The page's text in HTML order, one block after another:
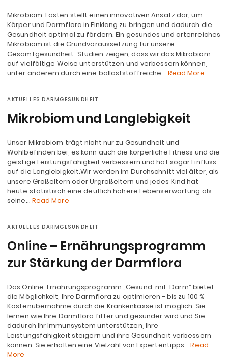
Mikrobiom-Fasten stellt einen innovativen Ansatz dar, um
Körper und Darmflora in Einklang zu bringen und dadurch die
Gesundheit optimal zu fördern. Ein gesundes und artenreiches
Mikrobiom ist die Grundvoraussetzung für unsere
Gesamtgesundheit. Studien zeigen, dass wir das Mikrobiom
auf vielfältige Weise unterstützen und verbessern können,
unter anderem durch eine ballaststoffreiche… Read More
AKTUELLES DARMGESUNDHEIT
Mikrobiom und Langlebigkeit
Unser Mikrobiom trägt nicht nur zu Gesundheit und
Wohlbefinden bei, es kann auch die körperliche Fitness und die
geistige Leistungsfähigkeit verbessern und hat sogar Einfluss
auf die Langlebigkeit.Wir werden im Durchschnitt viel älter, als
unsere Großeltern oder Urgroßeltern und jedes Kind hat
heute statistisch eine deutlich höhere Lebenserwartung als
seine… Read More
AKTUELLES DARMGESUNDHEIT
Online – Ernährungsprogramm
zur Stärkung der Darmflora
Das Online-Ernährungsprogramm „Gesund-mit-Darm“ bietet
die Möglichkeit, Ihre Darmflora zu optimieren - bis zu 100 %
Kostenübernahme durch die Krankenkasse ist möglich. Sie
lernen wie Ihre Darmflora fitter und gesünder wird und Sie
dadurch Ihr Immunsystem unterstützen, Ihre
Leistungsfähigkeit steigern und ihre Gesundheit verbessern
können. Sie erhalten eine Vielzahl von Expertentipps…Read
More